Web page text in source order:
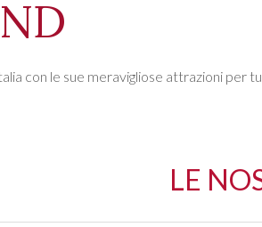
con le sue meravigliose attrazioni per
LE